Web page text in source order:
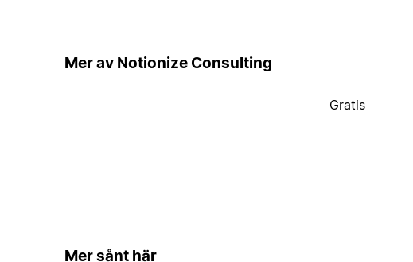
Mer av Notionize Consulting
Gratis
Mer sånt här